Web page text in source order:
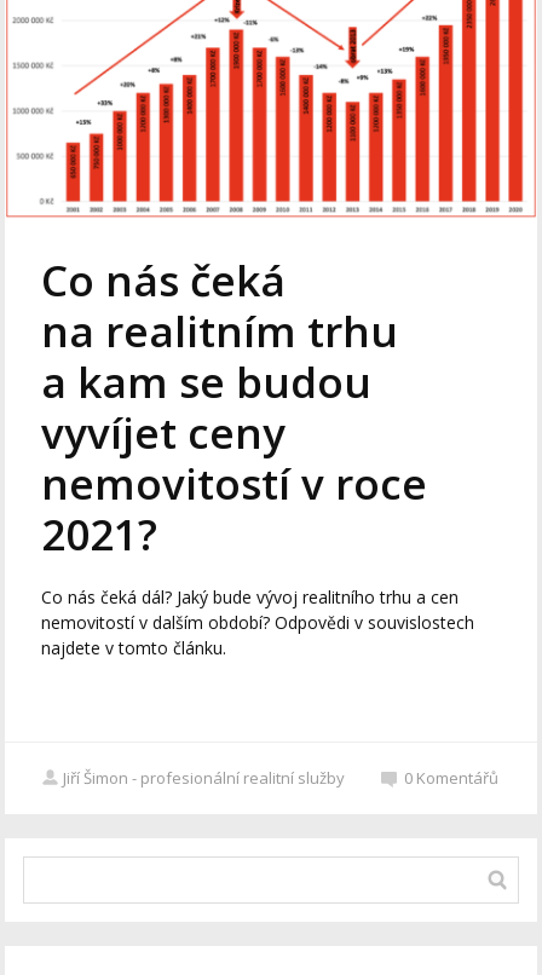
Co nás čeká
na realitním trhu
a kam se budou
vyvíjet ceny
nemovitostí v roce
2021?
Co nás čeká dál? Jaký bude vývoj realitního trhu a cen
nemovitostí v dalším období? Odpovědi v souvislostech
najdete v tomto článku.
Jiří Šimon - profesionální realitní služby 0 Komentářů